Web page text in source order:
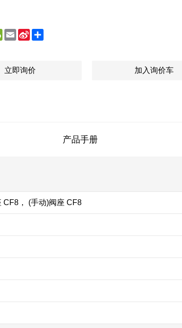
WeChat
EmailSina
Weibo
Share
立即询价 加入询价车
产品手册
CF8， (手动)阀座 CF8